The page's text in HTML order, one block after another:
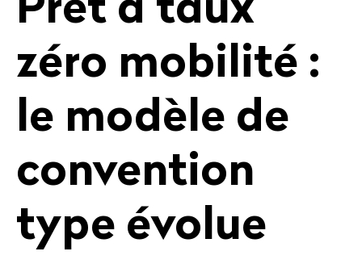
Prêt à taux
zéro mobilité :
le modèle de
convention
type évolue